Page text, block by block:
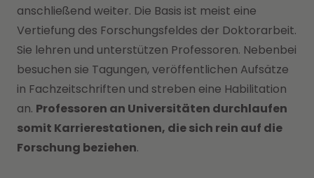
anschließend weiter. Die Basis ist meist eine
Vertiefung des Forschungsfeldes der Doktorarbeit.
Sie lehren und unterstützen Professoren. Nebenbei
besuchen sie Tagungen, veröffentlichen Aufsätze
in Fachzeitschriften und streben eine Habilitation
an. Professoren an Universitäten durchlaufen
somit Karrierestationen, die sich rein auf die
Forschung beziehen.